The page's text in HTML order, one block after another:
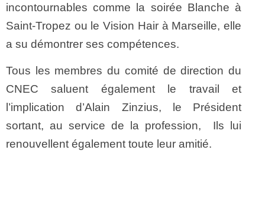
incontournables comme la soirée Blanche à
Saint-Tropez ou le Vision Hair à Marseille, elle
a su démontrer ses compétences.
Tous les membres du comité de direction du
CNEC saluent également le travail et
l’implication d’Alain Zinzius, le Président
sortant, au service de la profession, Ils lui
renouvellent également toute leur amitié.